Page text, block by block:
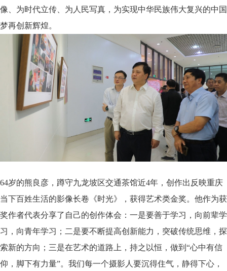
像、为时代立传、为人民写真，为实现中华民族伟大复兴的中国
梦再创新辉煌。
64岁的熊良彦，蹲守九龙坡区交通茶馆近4年，创作出反映重庆
当下百姓生活的影像长卷《时光》，获得艺术类金奖。他作为获
奖作者代表分享了自己的创作体会：一是要善于学习，向前辈学
习，向青年学习；二是要不断提高创新能力，突破传统思维，探
索新的方向；三是在艺术的道路上，持之以恒，做到“心中有信
仰，脚下有力量”。我们每一个摄影人要沉得住气，静得下心，